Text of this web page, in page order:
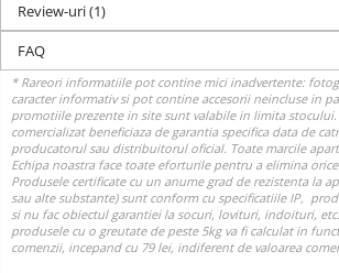
Review-uri(1)
FAQ